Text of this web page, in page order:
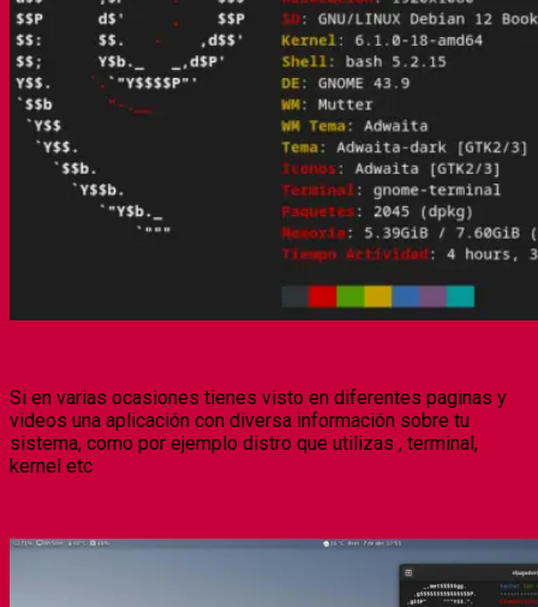
Si en varias ocasiones tienes visto en diferentes paginas y
videos una aplicación con diversa información sobre tu
sistema, como por ejemplo distro que utilizas , terminal,
kernel etc